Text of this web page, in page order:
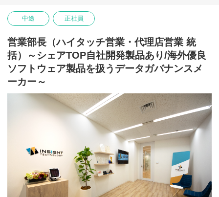
必ずしもマネジメントの道に進む必要はなく、技術を突き詰めて
データベースの専門家になる道もあります。
進路を決めましょう。
進します。
・業界不問：あらゆる業界でDBを用いているお客様が対象
・顧客：大手企業様が中心
・体制：１プロジェクトあたり2～4名のコンサルタントがアサイ
ン
・期間：数か月～数年のものまでプロジェクトによって様々
▼人事から会社の説明（オフィス、各部署の紹介等）。その後、
▼配属部門にて先輩社員からOJTを中心に必要な知識やスキル習
▼先輩社員についてプロジェクトにアサイン。（技術面、提案面
▼徐々に業務をお任せしていきます
※上長や先輩社員がフォローしていきますので、ご安心くださ
中途 正社員
営業部長（ハイタッチ営業・代理店営業 統
括）～シェアTOP自社開発製品あり/海外優良
ソフトウェア製品を扱うデータガバナンスメ
ーカー～